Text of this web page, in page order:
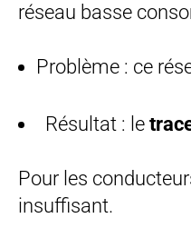
réseau basse
Problème : ce
Résultat : le
Pour les
insuffisant.